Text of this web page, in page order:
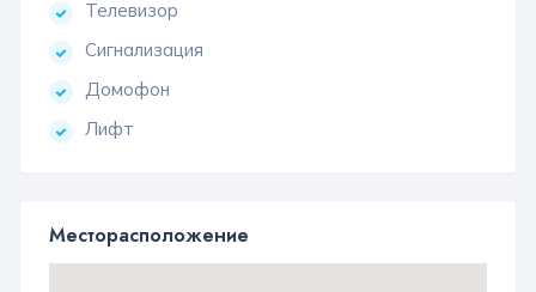
Телевизор
Сигнализация
Домофон
Лифт
Месторасположение